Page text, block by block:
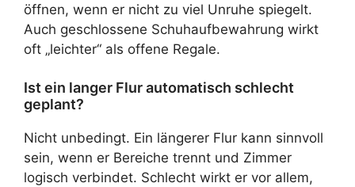
öffnen, wenn er nicht zu viel Unruhe spiegelt.
Auch geschlossene Schuhaufbewahrung wirkt
oft „leichter“ als offene Regale.
Ist ein langer Flur automatisch schlecht
geplant?
Nicht unbedingt. Ein längerer Flur kann sinnvoll
sein, wenn er Bereiche trennt und Zimmer
logisch verbindet. Schlecht wirkt er vor allem,